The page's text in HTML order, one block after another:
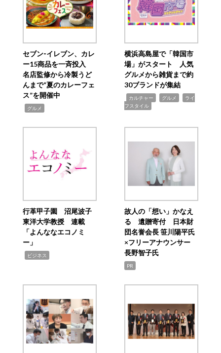
セブン‐イレブン、カレ
ー15商品を一斉投入
名店監修から冷製うど
んまで“夏のカレーフェ
ス”を開催中
グルメ
横浜高島屋で「韓国市
場」がスタート 人気
グルメから雑貨まで約
30ブランドが集結
カルチャー グルメ
ライ
フスタイル
行革甲子園 沼尾波子
東洋大学教授 連載
「よんななエコノミ
ー」
ビジネス
故人の「想い」かなえ
る 遺贈寄付 日本財
団名誉会長 笹川陽平氏
×フリーアナウンサー
長野智子氏
PR